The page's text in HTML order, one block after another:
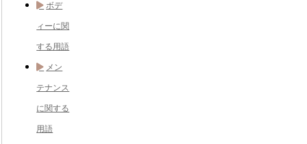
ボデ
ィーに関
する用語
メン
テナンス
に関する
用語